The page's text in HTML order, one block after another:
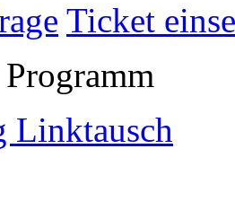
Ticket
Linktausch